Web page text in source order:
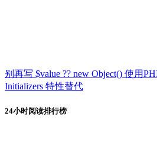
别再写 $value ?? new Object() 使用
Initializers 特性替代
24小时阅读排行榜